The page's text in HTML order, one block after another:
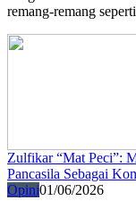
remang-remang
Zulfikar “Mat Peci”:
Pancasila Sebagai
Opini01/06/2026